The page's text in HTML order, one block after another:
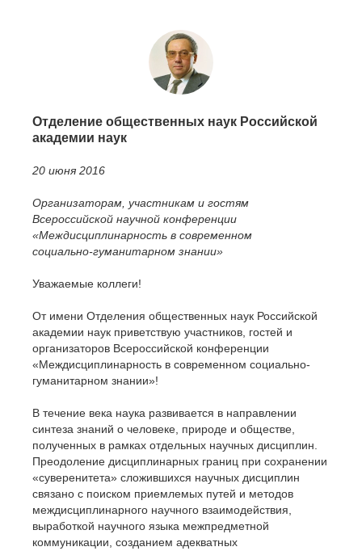
Отделение общественных наук Российской
академии наук
20 июня 2016
Организаторам, участникам и гостям
Всероссийской научной конференции
«Междисциплинарность в современном
социально-гуманитарном знании»
Уважаемые коллеги!
От имени Отделения общественных наук Российской
академии наук приветствую участников, гостей и
организаторов Всероссийской конференции
«Междисциплинарность в современном социально-
гуманитарном знании»!
В течение века наука развивается в направлении
синтеза знаний о человеке, природе и обществе,
полученных в рамках отдельных научных дисциплин.
Преодоление дисциплинарных границ при сохранении
«суверенитета» сложившихся научных дисциплин
связано с поиском приемлемых путей и методов
междисциплинарного научного взаимодействия,
выработкой научного языка межпредметной
коммуникации, созданием адекватных